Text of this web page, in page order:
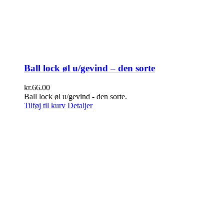
Ball lock øl u/gevind – den sorte
kr.66.00
Ball lock øl u/gevind - den sorte.
Tilføj til kurv Detaljer